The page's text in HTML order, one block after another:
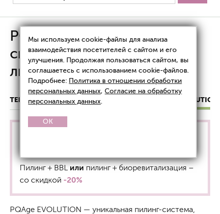
PQAge EVOLUTION —
система для мгновенного
лифтинга
ТЕРАПЕВТИЧЕСКАЯ КОСМЕТОЛОГИЯ PQAGE EVOLUTION
Пилинг + BBL или пилинг + биоревитализация –
со скидкой -20%
PQAge EVOLUTION — уникальная пилинг-система,
Мы используем cookie-файлы для анализа
взаимодействия посетителей с сайтом и его
улучшения. Продолжая пользоваться сайтом, вы
соглашаетесь с использованием cookie-файлов.
Подробнее: Политика в отношении обработки
персональных данных,Согласие на обработку
персональных данных.
OK